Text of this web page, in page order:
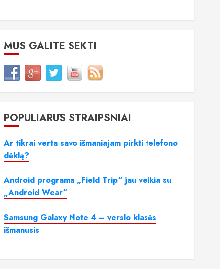
MUS GALITE SEKTI
POPULIARŪS STRAIPSNIAI
Ar tikrai verta savo išmaniajam pirkti telefono
dėklą?
Android programa „Field Trip“ jau veikia su
„Android Wear“
Samsung Galaxy Note 4 – verslo klasės
išmanusis